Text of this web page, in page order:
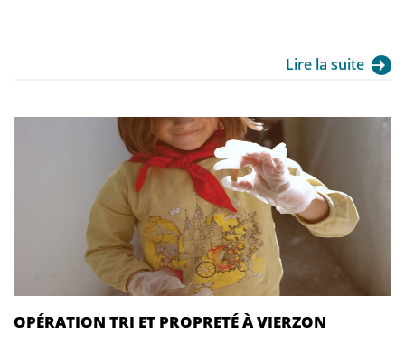
Lire la suite
OPÉRATION TRI ET PROPRETÉ À VIERZON